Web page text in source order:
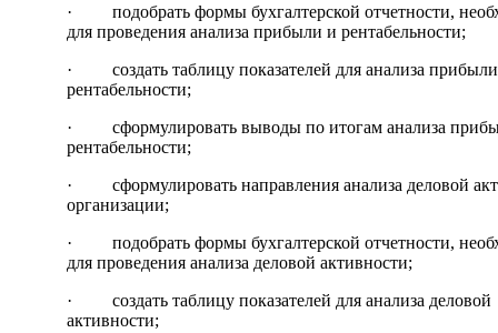
· подобрать формы бухгалтерской отчетности,
для проведения анализа прибыли и рентабельности;
· создать таблицу показателей для анализа
рентабельности;
· сформулировать выводы по итогам анализа
рентабельности;
· сформулировать направления анализа деловой
организации;
· подобрать формы бухгалтерской отчетности,
для проведения анализа деловой активности;
· создать таблицу показателей для анализа деловой
активности;